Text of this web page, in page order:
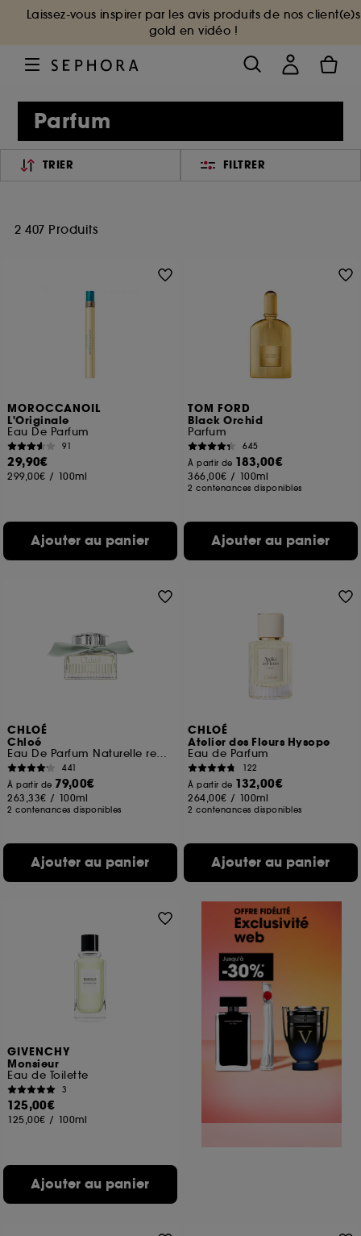
Laissez-vous inspirer par les avis produits de nos client(e)s
gold en vidéo !
Parfum
TRIER FILTRER
2 407 Produits
MOROCCANOIL
L'Originale
Eau De Parfum
91
29,90€
299,00€ / 100ml
Ajouter au panier
TOM FORD
Black Orchid
Parfum
645
À partir de 183,00€
366,00€ / 100ml
2 contenances disponibles
Ajouter au panier
CHLOÉ
Chloé
Eau De Parfum Naturelle rechargeable
441
À partir de 79,00€
263,33€ / 100ml
2 contenances disponibles
Ajouter au panier
CHLOÉ
Atelier des Fleurs Hysope
Eau de Parfum
122
À partir de 132,00€
264,00€ / 100ml
2 contenances disponibles
Ajouter au panier
GIVENCHY
Monsieur
Eau de Toilette
3
125,00€
125,00€ / 100ml
Ajouter au panier